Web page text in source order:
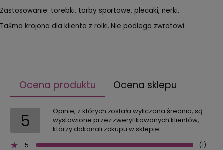
Zastosowanie: torebki, torby sportowe, plecaki, nerki.
Taśma krojona dla klienta z rolki. Nie podlega zwrotowi.
Ocena produktu Ocena sklepu
5
Opinie, z których została wyliczona średnia, są
wystawione przez zweryfikowanych klientów,
którzy dokonali zakupu w sklepie.
5
(1)